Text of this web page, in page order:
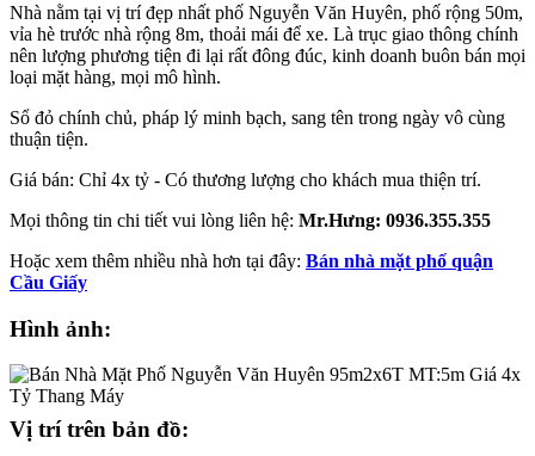
Nhà nằm tại vị trí đẹp nhất phố Nguyễn Văn Huyên, phố rộng 50m,
vỉa hè trước nhà rộng 8m, thoải mái để xe. Là trục giao thông chính
nên lượng phương tiện đi lại rất đông đúc, kinh doanh buôn bán mọi
loại mặt hàng, mọi mô hình.
Sổ đỏ chính chủ, pháp lý minh bạch, sang tên trong ngày vô cùng
thuận tiện.
Giá bán: Chỉ 4x tỷ - Có thương lượng cho khách mua thiện trí.
Mọi thông tin chi tiết vui lòng liên hệ: Mr.Hưng: 0936.355.355
Hoặc xem thêm nhiều nhà hơn tại đây: Bán nhà mặt phố quận
Cầu Giấy
Hình ảnh:
Vị trí trên bản đồ: